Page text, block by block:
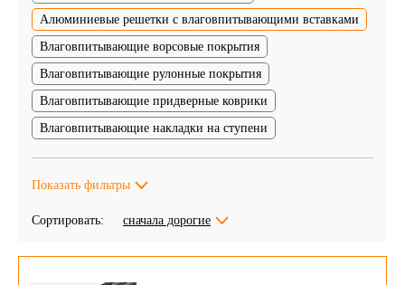
Алюминиевые решетки с влаговпитывающими вставками
Влаговпитывающие ворсовые покрытия
Влаговпитывающие рулонные покрытия
Влаговпитывающие придверные коврики
Влаговпитывающие накладки на ступени
Показать фильтры
Сортировать: сначала дорогие